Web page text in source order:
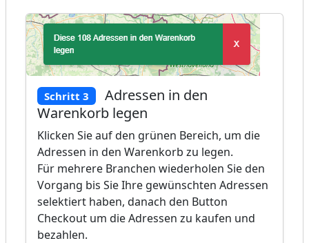
Schritt 3
Adressen in den
Warenkorb legen
Klicken Sie auf den grünen Bereich, um die
Adressen in den Warenkorb zu legen.
Für mehrere Branchen wiederholen Sie den
Vorgang bis Sie Ihre gewünschten Adressen
selektiert haben, danach den Button
Checkout um die Adressen zu kaufen und
bezahlen.